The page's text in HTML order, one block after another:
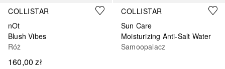
COLLISTAR
nOt
Blush Vibes
Róż
160,00 zł
COLLISTAR
Sun Care
Moisturizing Anti-Salt Water
Samoopalacz